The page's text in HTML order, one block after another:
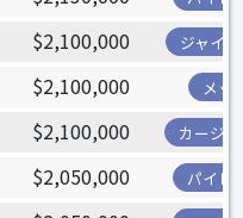
$2,100,000 ジャイ
$2,100,000 メッ
$2,100,000 カージ
$2,050,000 パイレ